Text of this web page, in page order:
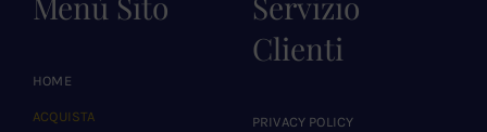
HOME
ACQUISTA
Clienti
PRIVACY POLICY